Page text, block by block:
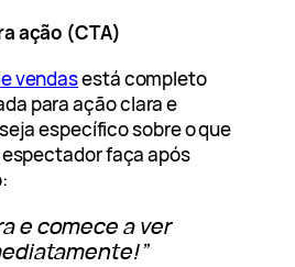
ação (CTA)
vendasestá completo
para ação clara e
específico sobre o que
faça após
e comece a ver